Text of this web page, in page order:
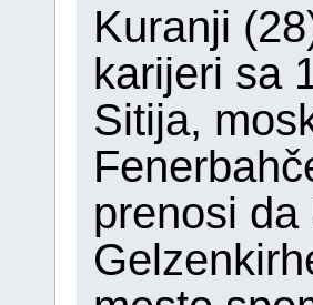
Kuranji
karijeri sa
Sitija,
prenosi